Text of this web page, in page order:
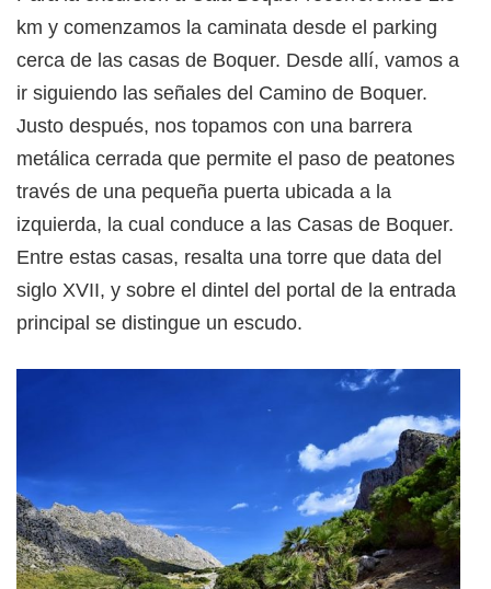
km y comenzamos la caminata desde el parking
cerca de las casas de Boquer. Desde allí, vamos a
ir siguiendo las señales del Camino de Boquer.
Justo después, nos topamos con una barrera
metálica cerrada que permite el paso de peatones a
través de una pequeña puerta ubicada a la
izquierda, la cual conduce a las Casas de Boquer.
Entre estas casas, resalta una torre que data del
siglo XVII, y sobre el dintel del portal de la entrada
principal se distingue un escudo.